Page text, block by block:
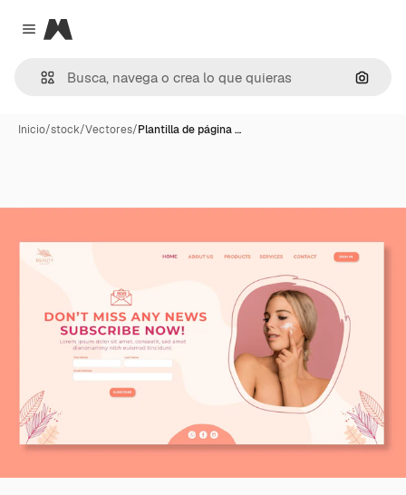
Close menu
Magnific
Inicio/stock/Vectores/Plantilla de página …